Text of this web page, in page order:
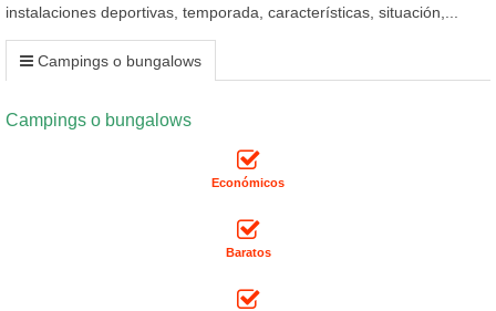
instalaciones deportivas, temporada, características, situación,...
Campings o bungalows
Campings o bungalows
Económicos
Baratos